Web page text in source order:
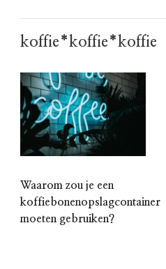
koffie*koffie*koffie
Waarom zou je een
koffiebonenopslagcontainer
moeten gebruiken?